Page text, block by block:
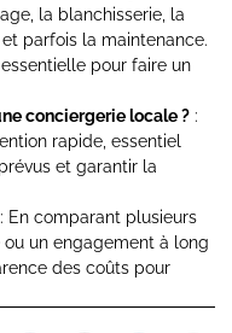
la blanchisserie, la
parfois la maintenance.
pour faire un
conciergerie locale ? :
rapide, essentiel
et garantir la
: En comparant plusieurs
un engagement à long
des coûts pour